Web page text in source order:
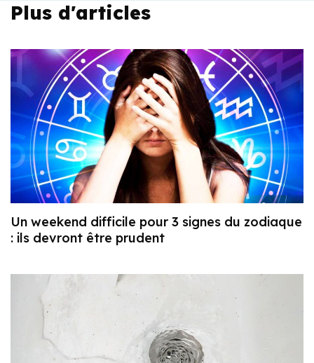
Plus d'articles
Un weekend difficile pour 3 signes du zodiaque
: ils devront être prudent